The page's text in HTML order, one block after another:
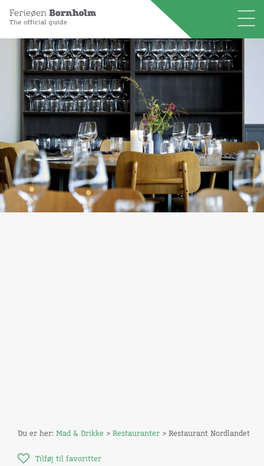
Du er her: Mad & Drikke > Restauranter > Restaurant Nordlandet
Tilføj til favoritter